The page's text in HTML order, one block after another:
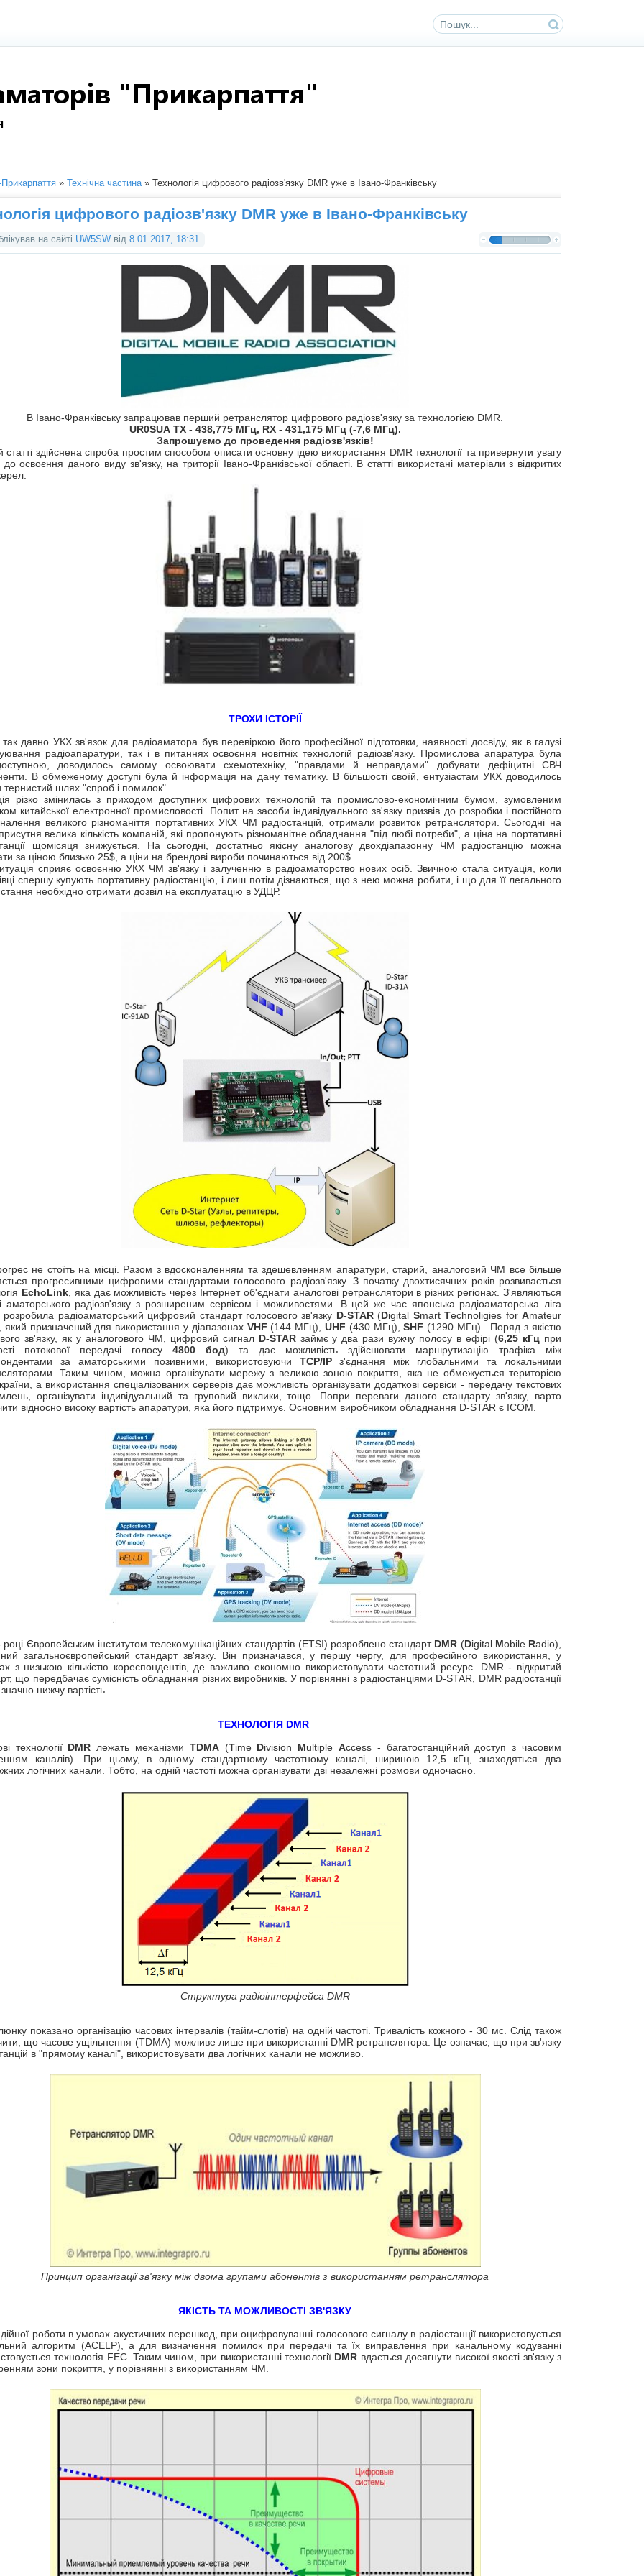
» Технічна частина» Технологія цифрового радіозв'язку DMR уже в Івано-Франківську
цифрового радіозв'язку DMR уже в Івано-Франківську
на сайті UW5SW від 8.01.2017, 18:31
(голосів: 1)
В Івано-Франківську запрацював перший ретранслятор цифрового радіозв'язку за технологією DMR.
UR0SUA TX - 438,775 МГц, RX - 431,175 МГц (-7,6 МГц).
Запрошуємо до проведення радіозв'язків!
статті здійснена спроба простим способом описати основну ідею використання DMR технології та привернути увагу
до освоєння даного виду зв'язку, на триторії Івано-Франківської області. В статті використані матеріали з відкритих
ТРОХИ ІСТОРІЇ
давно УКХ зв'язок для радіоаматора був перевіркою його професійної підготовки, наявності досвіду, як в галузі
радіоапаратури, так і в питаннях освоєння новітніх технологій радіозв'язку. Промислова апаратура була
доводилось самому освоювати схемотехніку, "правдами й неправдами" добувати дефіцитні СВЧ
В обмеженому доступі була й інформація на дану тематику. В більшості своїй, ентузіастам УКХ доводилось
тернистий шлях "спроб і помилок".
різко змінилась з приходом доступних цифрових технологій та промислово-економічним бумом, зумовленим
китайської електронної промисловості. Попит на засоби індивідуального зв'язку призвів до розробки і постійного
великого різноманіття портативних УКХ ЧМ радіостанцій, отримали розвиток ретранслятори. Сьогодні на
велика кількість компаній, які пропонують різноманітне обладнання "під любі потреби", а ціна на портативні
щомісяця знижується. На сьогодні, достатньо якісну аналогову двохдіапазонну ЧМ радіостанцію можна
за ціною близько 25$, а ціни на брендові вироби починаються від 200$.
сприяє освоєнню УКХ ЧМ зв'язку і залученню в радіоаматорство нових осіб. Звичною стала ситуація, коли
спершу купують портативну радіостанцію, і лиш потім дізнаються, що з нею можна робити, і що для її легального
необхідно отримати дозвіл на експлуатацію в УДЦР.
не стоїть на місці. Разом з вдосконаленням та здешевленням апаратури, старий, аналоговий ЧМ все більше
прогресивними цифровими стандартами голосового радіозв'язку. З початку двохтисячних років розвивається
EchoLink, яка дає можливість через Інтернет об'єднати аналогові ретранслятори в різних регіонах. З'являються
аматорського радіозв'язку з розширеним сервісом і можливостями. В цей же час японська радіоаматорська ліга
розробила радіоаматорський цифровий стандарт голосового зв'язку D-STAR(Digital SmartTechnoligies forAmateur
який призначений для використання у діапазонах VHF (144 МГц), UHF (430 МГц),SHF (1290 МГц) . Поряд з якістю
зв'язку, як у аналогового ЧМ, цифровий сигнал D-STARзаймє у два рази вужчу полосу в ефірі (6,25 кГц при
потокової передачі голосу 4800 бод) та дає можливість здійснювати маршрутизацію трафіка між
за аматорськими позивними, використовуючи ТСР/ІРз'єднання між глобальними та локальними
Таким чином, можна організувати мережу з великою зоною покриття, яка не обмежується територією
а використання спеціалізованих серверів дає можливість організувати додаткові сервіси - передачу текстових
організувати індивідуальний та груповий виклики, тощо. Попри переваги даного стандарту зв'язку, варто
відносно високу вартість апаратури, яка його підтримує. Основним виробником обладнання D-STAR є ICOM.
Європейським інститутом телекомунікаційних стандартів (ETSI) розроблено стандарт DMR (Digital Mobile Radio),
загальноєвропейський стандарт зв'язку. Він призначався, у першу чергу, для професійного використання, у
з низькою кількістю кореспондентів, де важливо економно використовувати частотний ресурс. DMR - відкритий
що передбачає сумісність обладнання різних виробників. У порівнянні з радіостанціями D-STAR, DMR радіостанції
нижчу вартість.
ТЕХНОЛОГІЯ DMR
технології DMR лежать механізми TDMA(Time Division MultipleAccess - багатостанційний доступ з часовим
каналів). При цьому, в одному стандартному частотному каналі, шириною 12,5 кГц, знаходяться два
логічних канали. Тобто, на одній частоті можна організувати дві незалежні розмови одночасно.
Структура радіоінтерфейса DMR
показано організацію часових інтервалів (тайм-слотів) на одній частоті. Тривалість кожного - 30 мс. Слід також
що часове ущільнення (TDMA) можливе лише при використанні DMR ретранслятора. Це означає, що при зв'язку
в "прямому каналі", використовувати два логічних канали не можливо.
Принцип організації зв'язку між двома групами абонентів з використанням ретранслятора
ЯКІСТЬ ТА МОЖЛИВОСТІ ЗВ'ЯЗКУ
роботи в умовах акустичних перешкод, при оцифровуванні голосового сигналу в радіостанції використовується
алгоритм (ACELP), а для визначення помилок при передачі та їх виправлення при канальному кодуванні
технологія FEC. Таким чином, при використанні технології DMR вдається досягнути високої якості зв'язку з
зони покриття, у порівнянні з використанням ЧМ.